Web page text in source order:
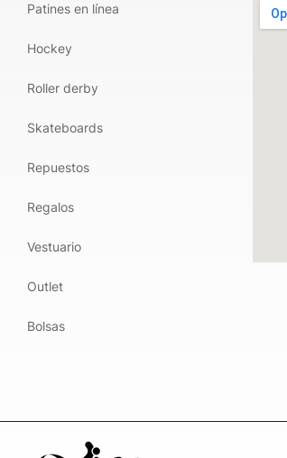
Patines en línea
Hockey
Roller derby
Skateboards
Repuestos
Regalos
Vestuario
Outlet
Bolsas